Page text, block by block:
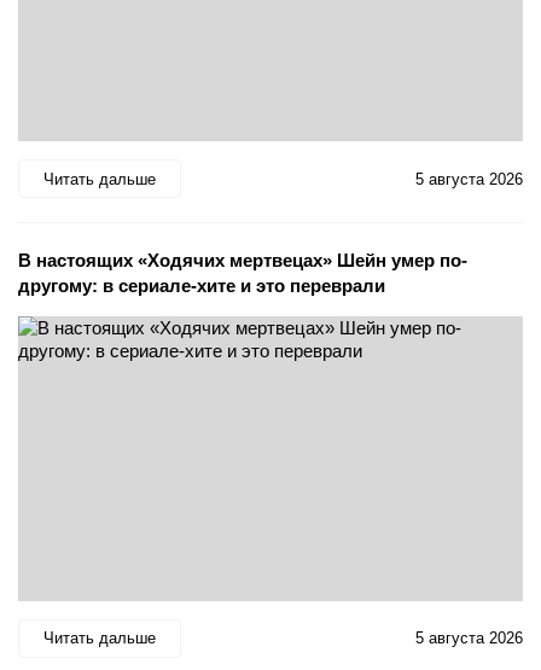
Читать дальше 5 августа 2026
В настоящих «Ходячих мертвецах» Шейн умер по-
другому: в сериале-хите и это переврали
Читать дальше 5 августа 2026